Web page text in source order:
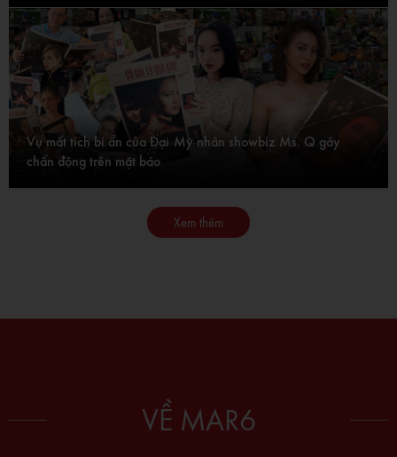
Vụ mất tích bí ẩn của Đại Mỹ nhân showbiz Ms. Q gây
chấn động trên mặt báo
Xem thêm
VỀ MAR6